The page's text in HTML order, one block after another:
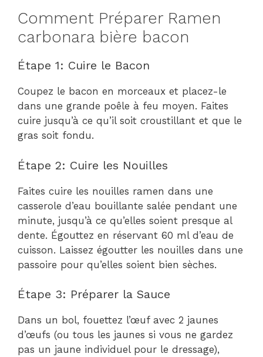
Comment Préparer Ramen
carbonara bière bacon
Étape 1: Cuire le Bacon
Coupez le bacon en morceaux et placez-le
dans une grande poêle à feu moyen. Faites
cuire jusqu’à ce qu’il soit croustillant et que le
gras soit fondu.
Étape 2: Cuire les Nouilles
Faites cuire les nouilles ramen dans une
casserole d’eau bouillante salée pendant une
minute, jusqu’à ce qu’elles soient presque al
dente. Égouttez en réservant 60 ml d’eau de
cuisson. Laissez égoutter les nouilles dans une
passoire pour qu’elles soient bien sèches.
Étape 3: Préparer la Sauce
Dans un bol, fouettez l’œuf avec 2 jaunes
d’œufs (ou tous les jaunes si vous ne gardez
pas un jaune individuel pour le dressage),